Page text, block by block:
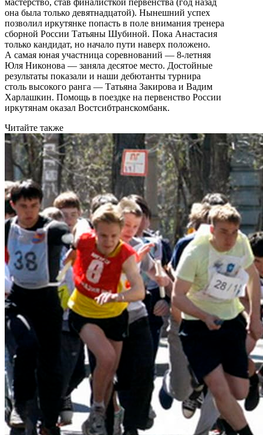
она была только девятнадцатой). Нынешний успех
позволил иркутянке попасть в поле внимания тренера
сборной России Татьяны Шубиной. Пока Анастасия
только кандидат, но начало пути наверх положено.
А самая юная участница соревнований — 8-летняя
Юля Никонова — заняла десятое место. Достойные
результаты показали и наши дебютанты турнира
столь высокого ранга — Татьяна Закирова и Вадим
Харлашкин. Помощь в поездке на первенство России
иркутянам оказал Востсибтранскомбанк.
Читайте также